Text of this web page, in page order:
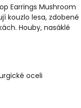
Earrings Mushroom
kouzlo lesa, zdobené
Houby, nasáklé
oceli